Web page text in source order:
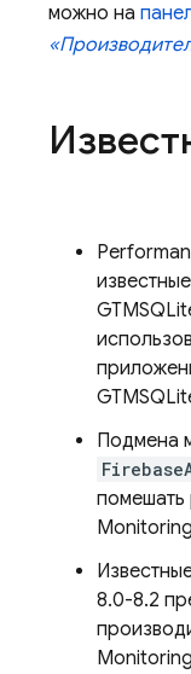
можно на
Подмена
помешать
Monitoring
8.0-8.2
Monitoring